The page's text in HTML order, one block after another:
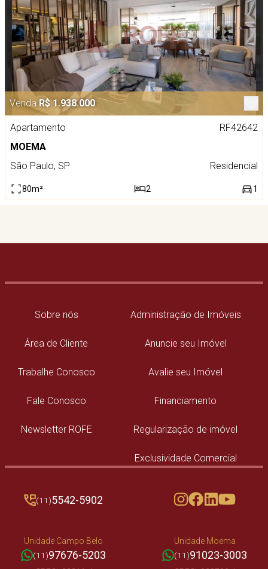
Venda R$ 1.938.000
Apartamento
RF42642
MOEMA
São Paulo, SP
Residencial
80m² 2 1
Sobre nós
Área de Cliente
Trabalhe Conosco
Fale Conosco
Newsletter ROFE
Administração de Imóveis
Anuncie seu Imóvel
Avalie seu Imóvel
Financiamento
Regularização de imóvel
Exclusividade Comercial
(11)5542-5902
Unidade Campo Belo
(11)97676-5203
Unidade Moema
(11)91023-3003